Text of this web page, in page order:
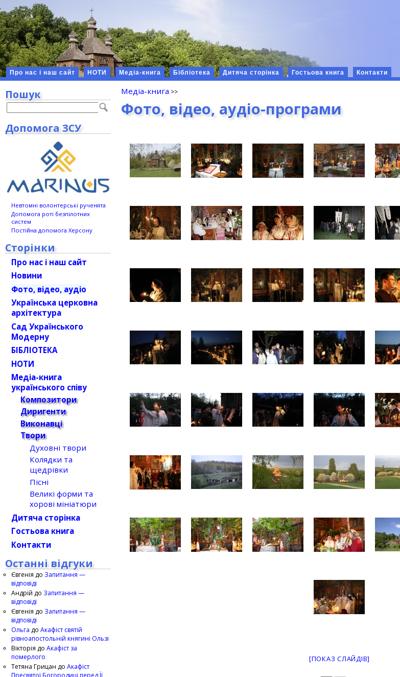
Про нас і наш сайт НОТИ Медіа-книга Бібліотека Дитяча сторінка Гостьова книга Контакти
Медіа-книга
Фото, відео, аудіо-програми
[ПОКАЗ СЛАЙДІВ]
Пошук
Допомога ЗСУ
Невтомні волонтерські рученята
Допомога роті безпілотних
систем
Постійна допомога Херсону
Сторінки
Про нас і наш сайт
Новини
Фото, відео, аудіо
Українська церковна
архітектура
Сад Українського
Модерну
БІБЛІОТЕКА
НОТИ
Медіа-книга
українського співу
Композитори
Диригенти
Виконавці
Твори
Духовні твори
Колядки та
щедрівки
Пісні
Великі форми та
хорові мініатюри
Дитяча сторінка
Гостьова книга
Контакти
Останні відгуки
Євгенія до Запитання —
відповіді
Андрій до Запитання —
відповіді
Євгенія до Запитання —
відповіді
Ольга до Акафіст святій
рівноапостольній княгині Ользі
Вікторія до Акафіст за
померлого
Тетяна Грицан до Акафіст
Пресвятої Богородиці перед Її